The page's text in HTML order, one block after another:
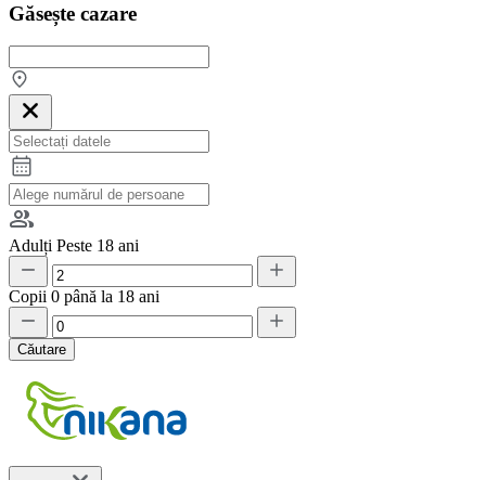
Găsește cazare
Adulți Peste 18 ani
Copii 0 până la 18 ani
Căutare